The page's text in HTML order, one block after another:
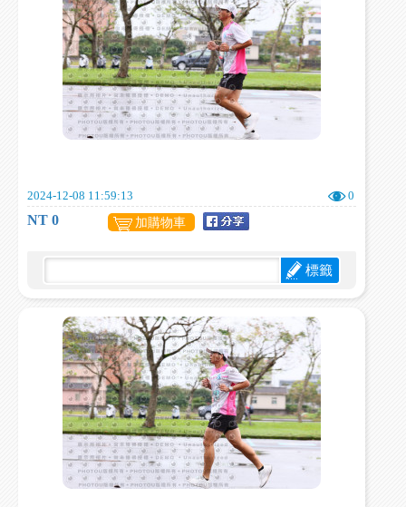
2024-12-08 11:59:13 0
NT 0 加購物車
標籤